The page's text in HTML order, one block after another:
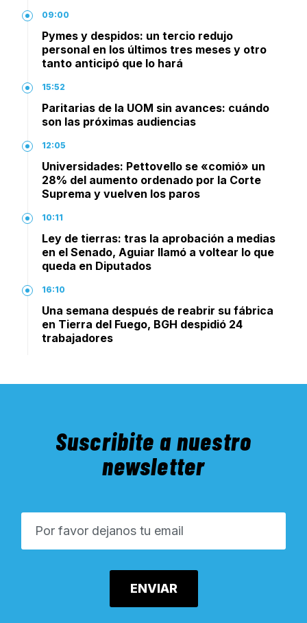
09:00
Pymes y despidos: un tercio redujo
personal en los últimos tres meses y otro
tanto anticipó que lo hará
15:52
Paritarias de la UOM sin avances: cuándo
son las próximas audiencias
12:05
Universidades: Pettovello se «comió» un
28% del aumento ordenado por la Corte
Suprema y vuelven los paros
10:11
Ley de tierras: tras la aprobación a medias
en el Senado, Aguiar llamó a voltear lo que
queda en Diputados
16:10
Una semana después de reabrir su fábrica
en Tierra del Fuego, BGH despidió 24
trabajadores
Suscribite a nuestro
newsletter